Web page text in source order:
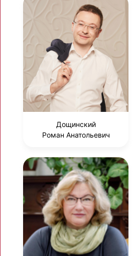
Дощинский
Роман Анатольевич